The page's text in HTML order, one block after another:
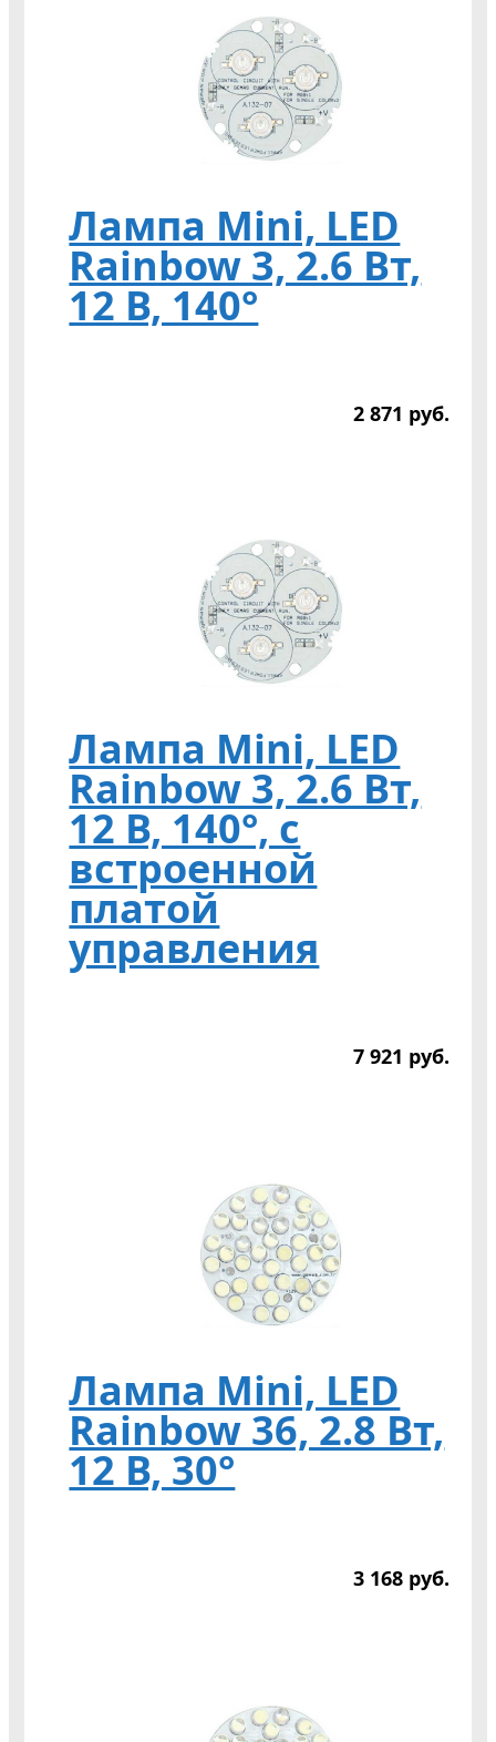
Лампа Mini, LED
Rainbow 3, 2.6 Вт,
12 В, 140°
2 871 руб.
Лампа Mini, LED
Rainbow 3, 2.6 Вт,
12 В, 140°, с
встроенной
платой
управления
7 921 руб.
Лампа Mini, LED
Rainbow 36, 2.8 Вт,
12 В, 30°
3 168 руб.